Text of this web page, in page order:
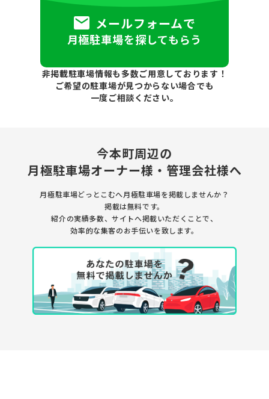
メールフォームで
月極駐車場を探してもらう
非掲載駐車場情報も多数ご用意しております！
ご希望の駐車場が見つからない場合でも
一度ご相談ください。
今本町周辺の
月極駐車場オーナー様・管理会社様へ
月極駐車場どっとこむへ月極駐車場を掲載しませんか？
掲載は無料です。
紹介の実績多数、サイトへ掲載いただくことで、
効率的な集客のお手伝いを致します。